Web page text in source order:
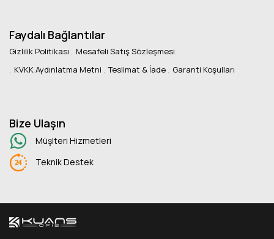
Faydalı Bağlantılar
Gizlilik Politikası
Mesafeli Satış Sözleşmesi
KVKK Aydınlatma Metni
Teslimat & İade Garanti Koşulları
Bize Ulaşın
Müşlteri Hizmetleri
Teknik Destek